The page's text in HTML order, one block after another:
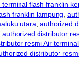
flash franklin
franklin lampung,
utara, authorized
authorized distributor
resmi Air
distributor